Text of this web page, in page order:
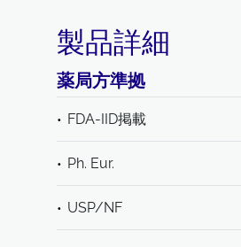
製品詳細
薬局方準拠
FDA-IID掲載
Ph. Eur.
USP/NF